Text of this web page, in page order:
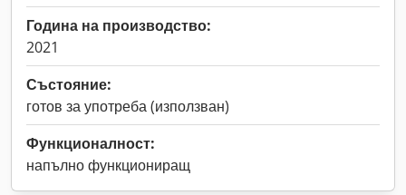
Година на производство:
2021
Състояние:
готов за употреба (използван)
Функционалност:
напълно функциониращ